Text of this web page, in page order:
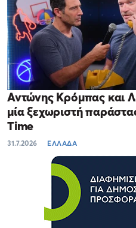
Αντώνης Κρόμπας και
μία ξεχωριστή
Time
31.7.2026 ΕΛΛΑΔΑ